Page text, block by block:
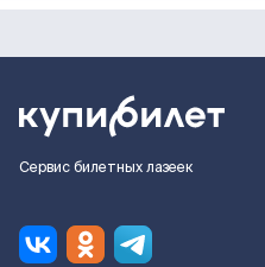
Сервис билетных лазеек